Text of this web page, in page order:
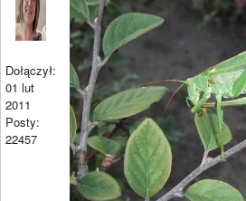
Dołączył:
01 lut
2011
Posty:
22457